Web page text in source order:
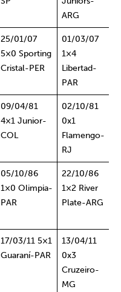
ARG
25/01/07
5×0 Sporting
Cristal-PER
01/03/07
1×4
Libertad-
PAR
09/04/81
4×1 Junior-
COL
02/10/81
0x1
Flamengo-
RJ
05/10/86
1×0 Olimpia-
PAR
22/10/86
1×2 River
Plate-ARG
17/03/11 5×1
Guaraní-PAR
13/04/11
0x3
Cruzeiro-
MG